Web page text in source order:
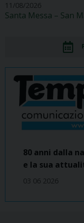
11/08/2026
Santa Messa – San
80 anni dalla
e la sua
03 06 2026